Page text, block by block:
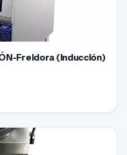
Freidora (Inducción)